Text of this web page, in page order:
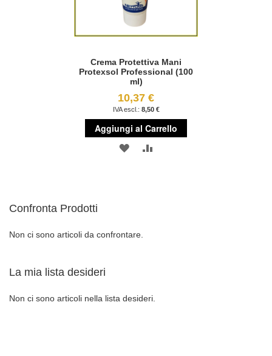
Crema Protettiva Mani
Protexsol Professional (100
ml)
10,37 €
8,50 €
Aggiungi al Carrello
AGGIUNGI
Confronta Prodotti
Non ci sono articoli da confrontare.
La mia lista desideri
Non ci sono articoli nella lista desideri.